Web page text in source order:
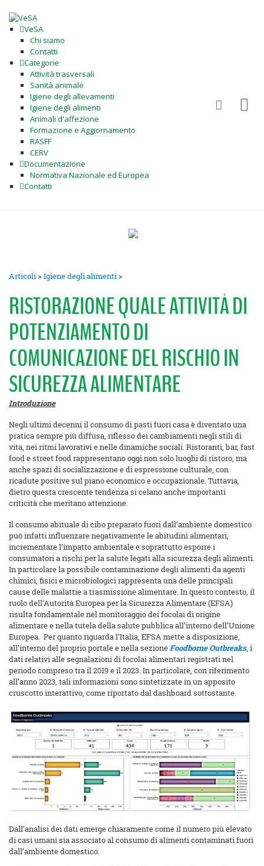
VeSA
Chi siamo
Contatti
Categorie
Attività trasversali
Sanità animale
Igiene degli allevamenti
Igiene degli alimenti
Animali d'affezione
Formazione e Aggiornamento
RASFF
CERV
Documentazione
Normativa Nazionale ed Europea
Contatti
Articoli>Igiene degli alimenti>
RISTORAZIONE QUALE ATTIVITÀ DI
POTENZIAMENTO DI
COMUNICAZIONE DEL RISCHIO IN
SICUREZZA ALIMENTARE
Introduzione
Negli ultimi decenni il consumo di pasti fuori casa è diventato una
pratica sempre più diffusa, riflesso dei cambiamenti negli stili di
vita, nei ritmi lavorativi e nelle dinamiche sociali. Ristoranti, bar, fast
food e street food rappresentano oggi non solo luoghi di ristoro, ma
anche spazi di socializzazione e di espressione culturale, con
ricadute positive sul piano economico e occupazionale. Tuttavia,
dietro questa crescente tendenza si celano anche importanti
criticità che meritano attenzione.
Il consumo abituale di cibo preparato fuori dall’ambiente domestico
può infatti influenzare negativamente le abitudini alimentari,
incrementare l’impatto ambientale e soprattutto esporre i
consumatori a rischi per la salute legati alla sicurezza degli alimenti.
In particolare la possibile contaminazione degli alimenti da agenti
chimici, fisici e microbiologici rappresenta una delle principali
cause delle malattie a trasmissione alimentare. In questo contesto, il
ruolo dell’Autorità Europea per la Sicurezza Alimentare (EFSA)
risulta fondamentale nel monitoraggio dei focolai di origine
alimentare e nella tutela della salute pubblica all’interno dell’Unione
Europea. Per quanto riguarda l’Italia, EFSA mette a disposizione,
all’interno del proprio portale e nella sezioneFoodborne Outbreaks, i
dati relativi alle segnalazioni di focolai alimentari registrati nel
periodo compreso tra il 2019 e il 2023. In particolare, con riferimento
all’anno 2023, tali informazioni sono sintetizzate in un apposito
cruscotto interattivo, come riportato dal dashboard sottostante.
Dall’analisi dei dati emerge chiaramente come il numero più elevato
di casi umani sia associato al consumo di alimenti contaminati fuori
dall’ambiente domestico.